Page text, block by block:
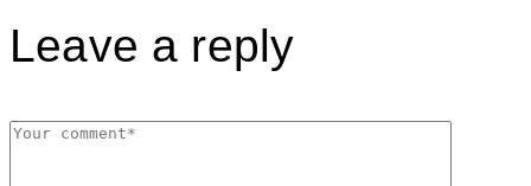
Leave a reply